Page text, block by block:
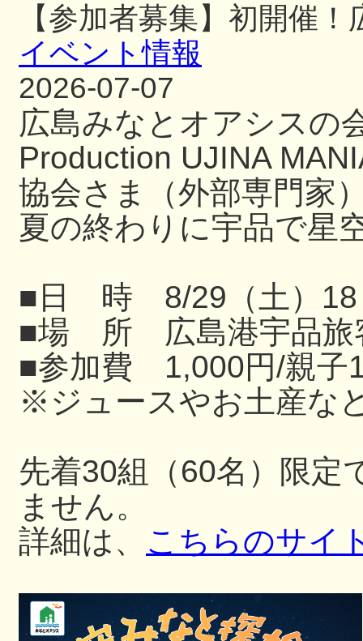
【参加者募集】初開催
イベント情報
2026-07-07
広島みなとオアシスの
Production UJINA
協会さま（外部専門家
夏の終わりに宇品で星
■日 時 8/29（土）18
■場 所 広島港宇品旅
■参加費 1,000円/親子
※ジュースやお土産な
先着30組（60名）限定
ません。
詳細は、 こちらのサイ